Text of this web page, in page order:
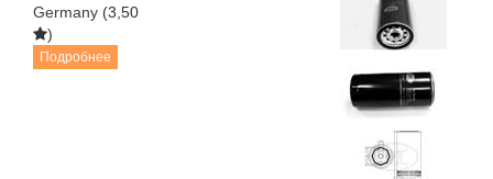
Germany (3,50
)
Подробнее